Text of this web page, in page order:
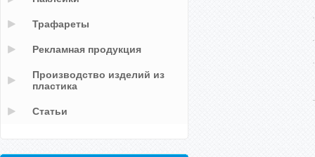
Трафареты
Рекламная продукция
Производство изделий из
пластика
Статьи